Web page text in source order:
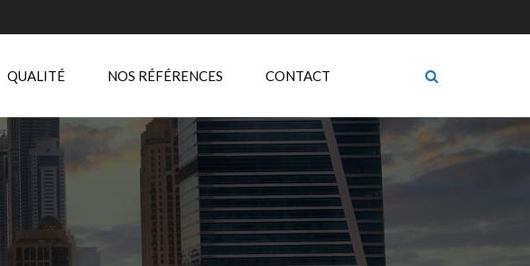
QUALITÉ NOS RÉFÉRENCES CONTACT